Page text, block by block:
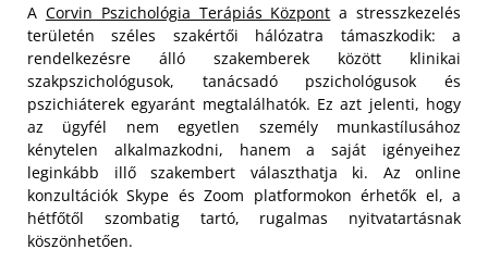
A Corvin Pszichológia Terápiás Központ a stresszkezelés
területén széles szakértői hálózatra támaszkodik: a
rendelkezésre álló szakemberek között klinikai
szakpszichológusok, tanácsadó pszichológusok és
pszichiáterek egyaránt megtalálhatók. Ez azt jelenti, hogy
az ügyfél nem egyetlen személy munkastílusához
kénytelen alkalmazkodni, hanem a saját igényeihez
leginkább illő szakembert választhatja ki. Az online
konzultációk Skype és Zoom platformokon érhetők el, a
hétfőtől szombatig tartó, rugalmas nyitvatartásnak
köszönhetően.